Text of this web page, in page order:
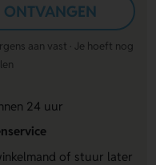
ONTVANGEN
aan vast · Je hoeft nog
24 uur
of stuur later